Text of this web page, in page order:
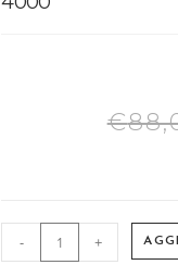
€
- +